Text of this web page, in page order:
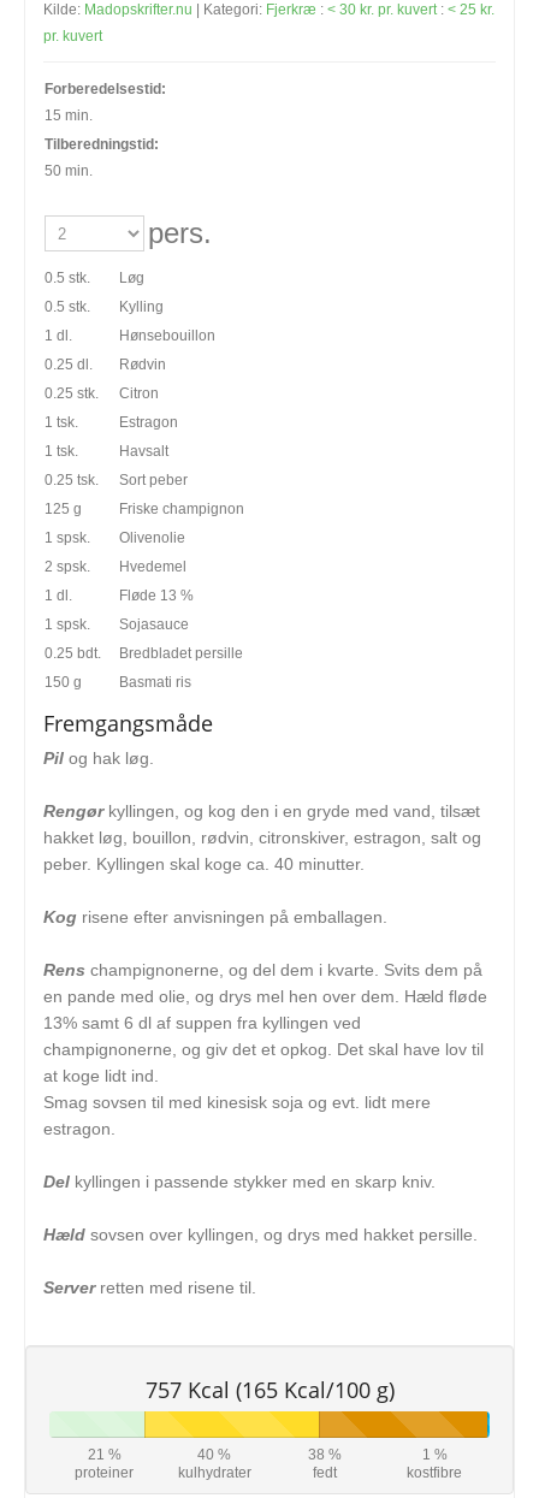
Kilde: Madopskrifter.nu | Kategori: Fjerkræ : < 30 kr. pr. kuvert: < 25 kr.
pr. kuvert
Forberedelsestid:
15 min.
Tilberedningstid:
50 min.
pers.
0.5 stk.
Løg
0.5 stk.
Kylling
1 dl.
Hønsebouillon
0.25 dl.
Rødvin
0.25 stk.
Citron
1 tsk.
Estragon
1 tsk.
Havsalt
0.25 tsk.
Sort peber
125 g
Friske champignon
1 spsk.
Olivenolie
2 spsk.
Hvedemel
1 dl.
Fløde 13 %
1 spsk.
Sojasauce
0.25 bdt.
Bredbladet persille
150 g
Basmati ris
Fremgangsmåde
Pil og hak løg.
Rengørkyllingen, og kog den i en gryde med vand, tilsæt
hakket løg, bouillon, rødvin, citronskiver, estragon, salt og
peber. Kyllingen skal koge ca. 40 minutter.
Kog risene efter anvisningen på emballagen.
Rens champignonerne, og del dem i kvarte. Svits dem på
en pande med olie, og drys mel hen over dem. Hæld fløde
13% samt 6 dl af suppen fra kyllingen ved
champignonerne, og giv det et opkog. Det skal have lov til
at koge lidt ind.
Smag sovsen til med kinesisk soja og evt. lidt mere
estragon.
Del kyllingen i passende stykker med en skarp kniv.
Hæld sovsen over kyllingen, og drys med hakket persille.
Serverretten med risene til.
757 Kcal (165 Kcal/100 g)
21 %
proteiner
40 %
kulhydrater
38 %
fedt
1 %
kostfibre